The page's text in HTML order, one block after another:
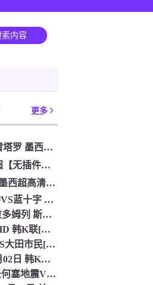
更多
08月02日 老虎大学VS克雷塔罗 墨西超[无插件直播]
蒙特雷VS阿特拉斯 墨西超【无插件直播】_2026年08月0
帕丘卡VS莱昂_08月02日 墨西超高清赛事直播
2026年08月02日_亚特兰特VS蓝十字 墨西超直播 高清
08月03日 ASK布拉沃VS拉多姆列 斯亚甲[在线观看]
08月02日 安养FCVS蔚山HD 韩K联[免费直播]
08月02日 韩K联 光州FCVS大田市民[免费直播]
仁川联VS济州SK FC_08月02日 韩K联[免费直播]
2026年08月02日 美职业:圣何塞地震VS辛辛那提FC_